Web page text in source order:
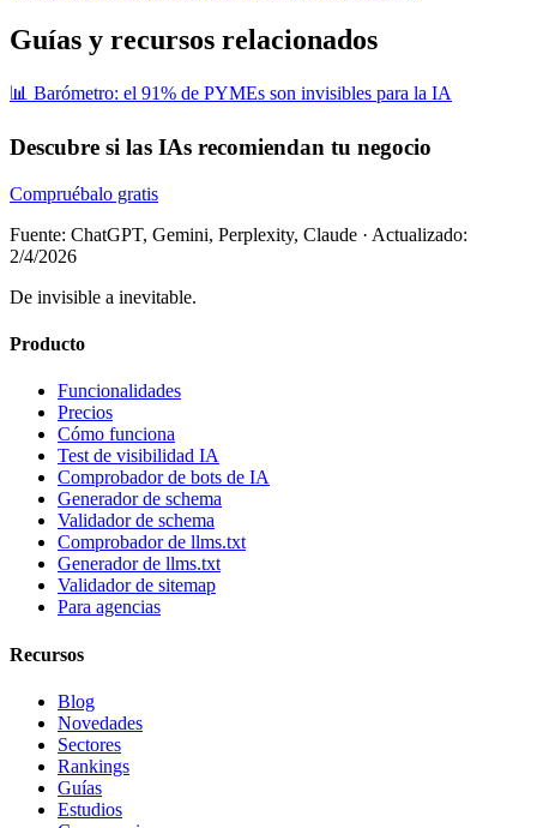
Guías y recursos relacionados
📊 Barómetro: el 91% de PYMEs son invisibles para la IA
Descubre si las IAs recomiendan tu negocio
Compruébalo gratis
Fuente: ChatGPT, Gemini, Perplexity, Claude · Actualizado:
2/4/2026
De invisible a inevitable.
Producto
Funcionalidades
Precios
Cómo funciona
Test de visibilidad IA
Comprobador de bots de IA
Generador de schema
Validador de schema
Comprobador de llms.txt
Generador de llms.txt
Validador de sitemap
Para agencias
Recursos
Blog
Novedades
Sectores
Rankings
Guías
Estudios